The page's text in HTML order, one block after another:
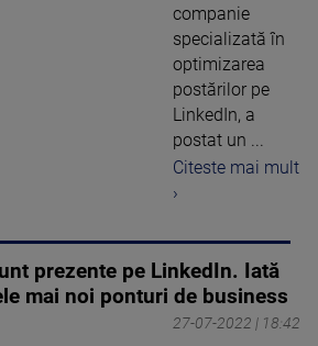
companie
specializată în
optimizarea
postărilor pe
LinkedIn, a
postat un ...
Citeste mai mult
›
prezente pe LinkedIn. Iată
mai noi ponturi de business
27-07-2022 | 18:42